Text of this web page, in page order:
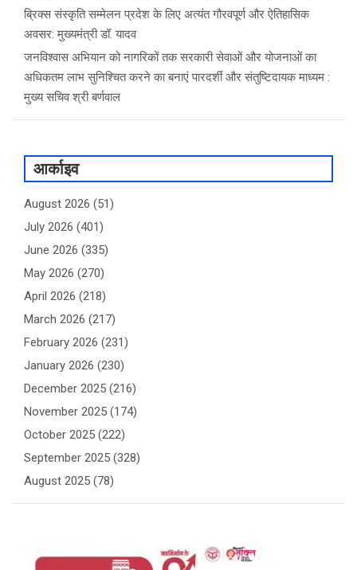
ब्रिक्स संस्कृति सम्मेलन प्रदेश के लिए अत्यंत गौरवपूर्ण और ऐतिहासिक
अवसर: मुख्यमंत्री डॉ. यादव
जनविश्वास अभियान को नागरिकों तक सरकारी सेवाओं और योजनाओं का
अधिकतम लाभ सुनिश्चित करने का बनाएं पारदर्शी और संतुष्टिदायक माध्यम :
मुख्य सचिव श्री बर्णवाल
आर्काइव
August 2026 (51)
July 2026 (401)
June 2026 (335)
May 2026 (270)
April 2026 (218)
March 2026 (217)
February 2026 (231)
January 2026 (230)
December 2025 (216)
November 2025 (174)
October 2025 (222)
September 2025 (328)
August 2025 (78)